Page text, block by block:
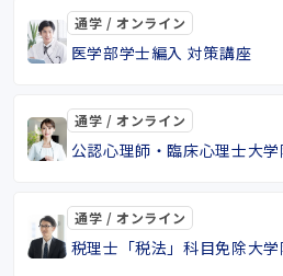
通学 / オンライン
医学部学士編入 対策講座
通学 / オンライン
公認心理師・臨床心理士大
通学 / オンライン
税理士「税法」科目免除大